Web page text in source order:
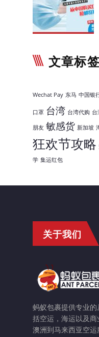
文章标签
Wechat Pay 东马 中国银
口罩 台湾 台湾代购 台
朋友 敏感货 新加坡
狂欢节攻略
学 集运红包
关于我们
蚂蚁包裹提供专业
括空运，海运以及
澳洲到马来西亚空运